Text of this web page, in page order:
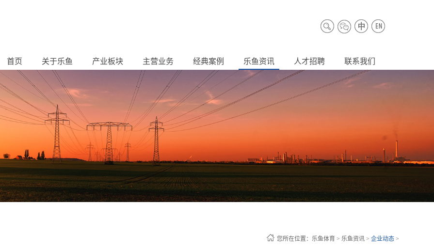
首页 关于乐鱼 产业板块 主营业务 经典案例 乐鱼资讯 人才招聘 联系我们
您所在位置： 乐鱼体育 > 乐鱼资讯 > 企业动态 >